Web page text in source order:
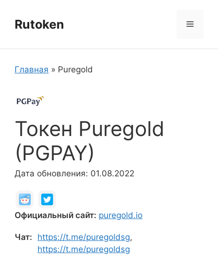
содержимому
Rutoken Меню
Главная » Puregold
Токен Puregold
(PGPAY)
Дата обновления: 01.08.2022
Официальный сайт: puregold.io
Чат: https://t.me/puregoldsg,
https://t.me/puregoldsg